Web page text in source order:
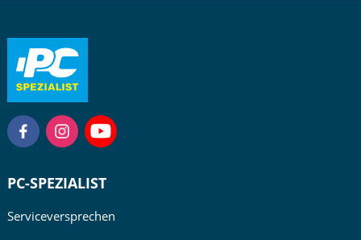
PC-SPEZIALIST
Serviceversprechen